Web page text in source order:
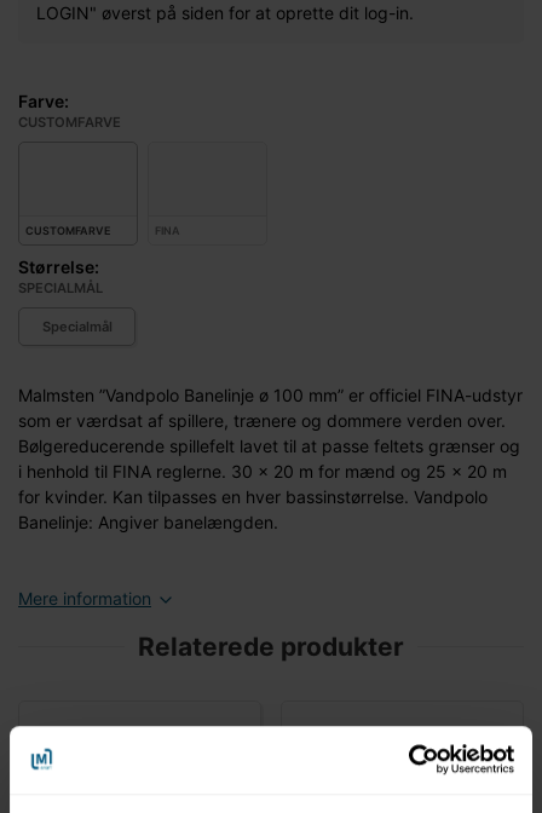
LOGIN" øverst på siden for at oprette dit log-in.
Farve:
CUSTOMFARVE
CUSTOMFARVE FINA
Størrelse:
SPECIALMÅL
Specialmål
Malmsten ”Vandpolo Banelinje ø 100 mm” er officiel FINA-udstyr
som er værdsat af spillere, trænere og dommere verden over.
Bølgereducerende spillefelt lavet til at passe feltets grænser og
i henhold til FINA reglerne. 30 x 20 m for mænd og 25 x 20 m
for kvinder. Kan tilpasses en hver bassinstørrelse. Vandpolo
Banelinje: Angiver banelængden.
Mere information
Relaterede produkter